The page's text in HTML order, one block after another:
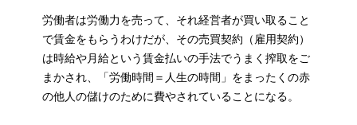
労働者は労働力を売って、それ経営者が買い取ること
で賃金をもらうわけだが、その売買契約（雇用契約）
は時給や月給という賃金払いの手法でうまく搾取をご
まかされ、「労働時間＝人生の時間」をまったくの赤
の他人の儲けのために費やされていることになる。